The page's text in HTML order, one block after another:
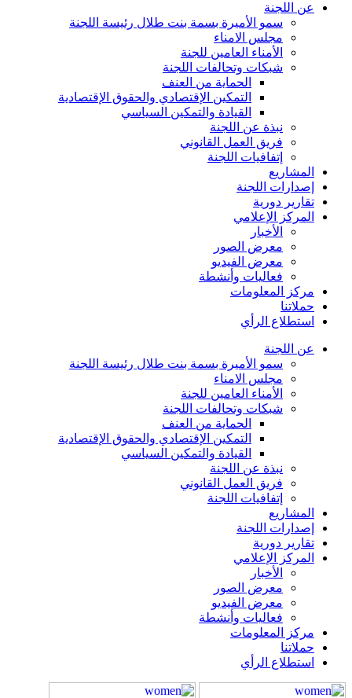
عن اللجنة
سمو الأميرة بسمة بنت طلال رئيسة اللجنة
مجلس الامناء
الأمناء العامين للجنة
شبكات وتحالفات اللجنة
الحماية من العنف
التمكين الإقتصادي والحقوق الإقتصادية
القيادة والتمكين السياسي
نبذة عن اللجنة
فريق العمل القانوني
إتفافيات اللجنة
المشاريع
إصدارات اللجنة
تقارير دورية
المركز الإعلامي
الأخبار
معرض الصور
معرض الفيديو
فعاليات وأنشطة
مركز المعلومات
حملاتنا
استطلاع الرأي
عن اللجنة
سمو الأميرة بسمة بنت طلال رئيسة اللجنة
مجلس الامناء
الأمناء العامين للجنة
شبكات وتحالفات اللجنة
الحماية من العنف
التمكين الإقتصادي والحقوق الإقتصادية
القيادة والتمكين السياسي
نبذة عن اللجنة
فريق العمل القانوني
إتفافيات اللجنة
المشاريع
إصدارات اللجنة
تقارير دورية
المركز الإعلامي
الأخبار
معرض الصور
معرض الفيديو
فعاليات وأنشطة
مركز المعلومات
حملاتنا
استطلاع الرأي